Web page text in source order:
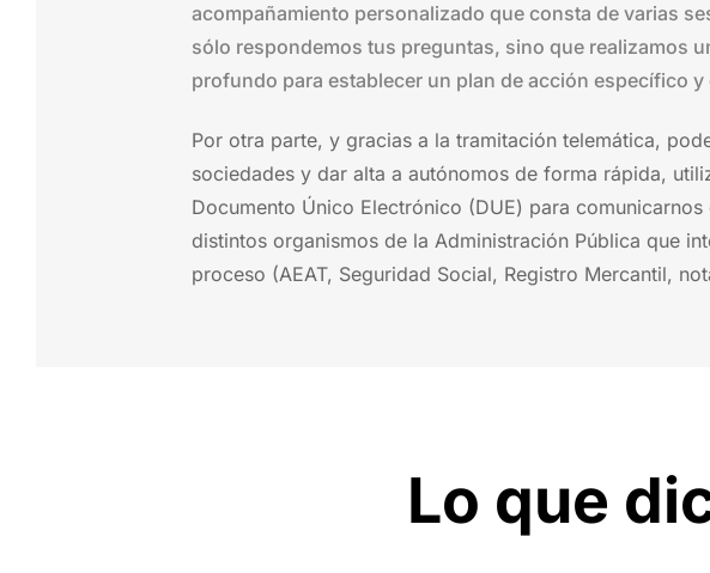
acompañamiento personalizado que consta de varias
sólo respondemos tus preguntas, sino que realizamos
profundo para establecer un plan de acción específico y
Por otra parte, y gracias a la tramitación telemática,
sociedades y dar alta a autónomos de forma rápida,
Documento Único Electrónico (DUE) para comunicarnos
distintos organismos de la Administración Pública que
proceso (AEAT, Seguridad Social, Registro Mercantil,
Lo que